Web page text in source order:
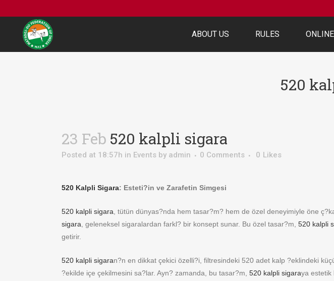
ABOUT US RULES
520
23 Feb 520 kalpli sigara
Posted at 18:57h in Events by admin 0 Comments 0 Likes
520 Kalpli Sigara: Esteti?in ve Zarafetin Simgesi
520 kalpli sigara , tütün dünyas?nda hem tasar?m? hem de özel deneyimiyle öne
sigara , geleneksel sigaralardan farkl? bir konsept sunar. Bu özel tasar?m, 520 kalpli
getirir.
520 kalpli sigaran?n en dikkat çekici özelli?i, filtresindeki 520 adet kalp ?eklindeki
?ekilde içe çekilmesini sa?lar. Ayn? zamanda, bu tasar?m, 520 kalpli sigaraya estetik